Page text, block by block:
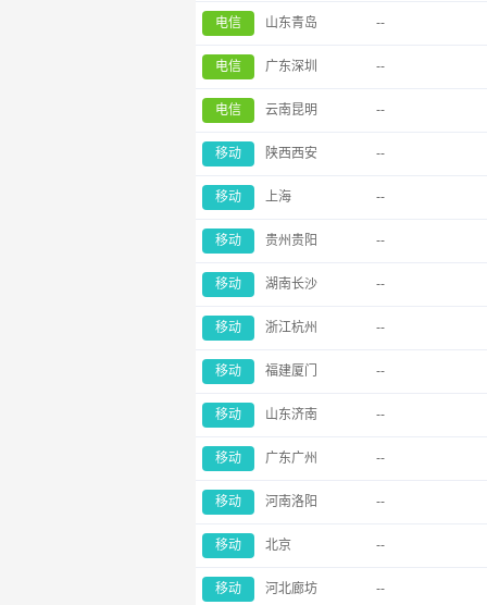
电信 山东青岛 --
电信 广东深圳 --
电信 云南昆明 --
移动 陕西西安 --
移动 上海 --
移动 贵州贵阳 --
移动 湖南长沙 --
移动 浙江杭州 --
移动 福建厦门 --
移动 山东济南 --
移动 广东广州 --
移动 河南洛阳 --
移动 北京 --
移动 河北廊坊 --